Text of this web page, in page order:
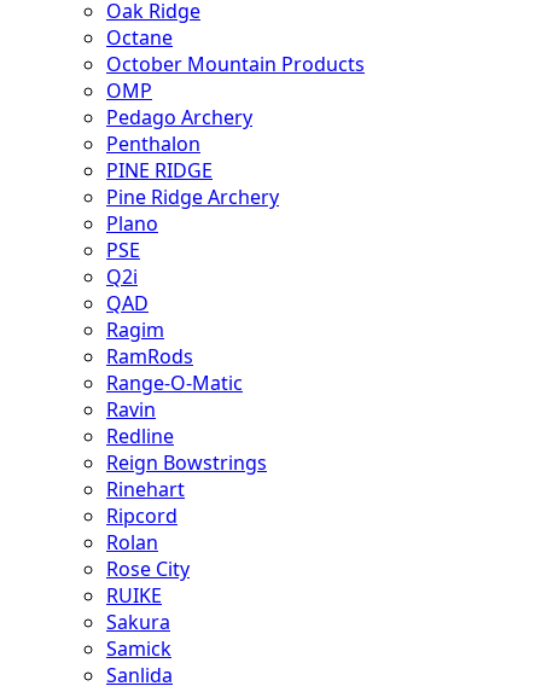
Oak Ridge
Octane
October Mountain Products
OMP
Pedago Archery
Penthalon
PINE RIDGE
Pine Ridge Archery
Plano
PSE
Q2i
QAD
Ragim
RamRods
Range-O-Matic
Ravin
Redline
Reign Bowstrings
Rinehart
Ripcord
Rolan
Rose City
RUIKE
Sakura
Samick
Sanlida